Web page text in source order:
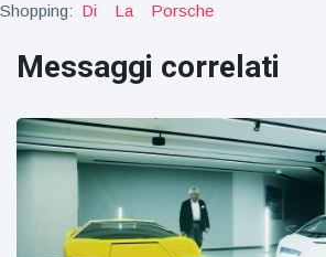
Shopping: Di La Porsche
Messaggi correlati